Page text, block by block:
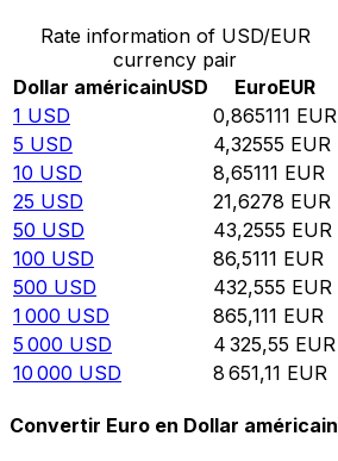
Rate information of USD/EUR
currency pair
Dollar américainUSD EuroEUR
1 USD 0,865111 EUR
5 USD 4,32555 EUR
10 USD 8,65111 EUR
25 USD 21,6278 EUR
50 USD 43,2555 EUR
100 USD 86,5111 EUR
500 USD 432,555 EUR
1 000 USD 865,111 EUR
5 000 USD 4 325,55 EUR
10 000 USD 8 651,11 EUR
Convertir Euro en Dollar américain